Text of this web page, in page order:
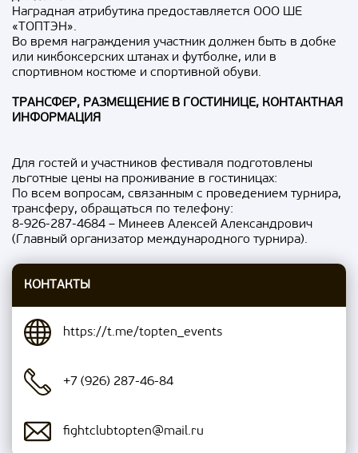
Наградная атрибутика предоставляется ООО ШЕ
«ТОПТЭН».
Во время награждения участник должен быть в добке
или кикбоксерских штанах и футболке, или в
спортивном костюме и спортивной обуви.
ТРАНСФЕР, РАЗМЕЩЕНИЕ В ГОСТИНИЦЕ, КОНТАКТНАЯ
ИНФОРМАЦИЯ
Для гостей и участников фестиваля подготовлены
льготные цены на проживание в гостиницах:
По всем вопросам, связанным с проведением турнира,
трансферу, обращаться по телефону:
8-926-287-4684 – Минеев Алексей Александрович
(Главный организатор международного турнира).
КОНТАКТЫ
https://t.me/topten_events
+7 (926) 287-46-84
fightclubtopten@mail.ru